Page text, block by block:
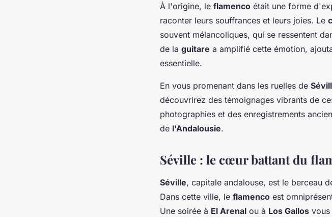
À l'origine, le flamenco était une forme
raconter leurs souffrances et leurs joies. Le
souvent mélancoliques, qui se ressentent
de la guitare a amplifié cette émotion,
essentielle.
En vous promenant dans les ruelles de
découvrirez des témoignages vibrants de
photographies et des enregistrements
de l'Andalousie.
Séville : le cœur battant du
Séville, capitale andalouse, est le berceau
Dans cette ville, le flamenco est
Une soirée à El Arenal ou à Los Gallos